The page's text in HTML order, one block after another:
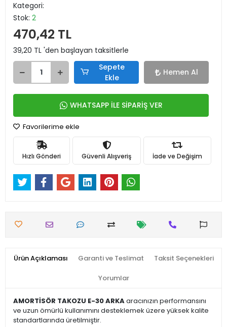
Kategori:
Stok: 2
470,42 TL
39,20 TL 'den başlayan taksitlerle
Sepete
Ekle
Hemen Al
WHATSAPP İLE SİPARİŞ VER
Favorilerime ekle
Hızlı Gönderi Güvenli Alışveriş İade ve Değişim
Ürün Açıklaması Garanti ve Teslimat Taksit Seçenekleri
Yorumlar
AMORTİSÖR TAKOZU E-30 ARKAaracınızın performansını
ve uzun ömürlü kullanımını desteklemek üzere yüksek kalite
standartlarında üretilmiştir.